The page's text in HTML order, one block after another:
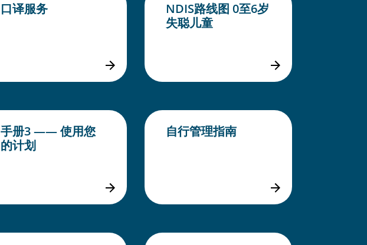
口译服务
NDIS路线图 0至6岁
失聪儿童
手册3 —— 使用您
的计划
自行管理指南